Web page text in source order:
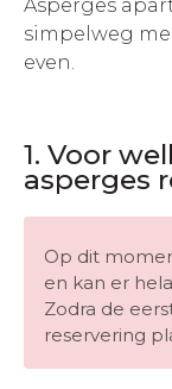
Asperges
simpelweg
even.
1. Voor
asperges
Op dit
en kan er
Zodra de
reservering